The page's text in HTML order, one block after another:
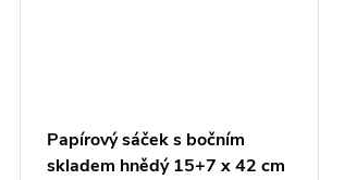
Papírový sáček s bočním
skladem hnědý 15+7 x 42 cm